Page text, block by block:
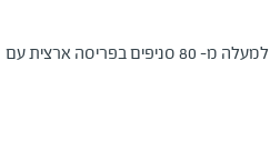
בין הרשתות המובילות בישראל עם למעלה מ- 80 סניפים בפריסה ארצית עם